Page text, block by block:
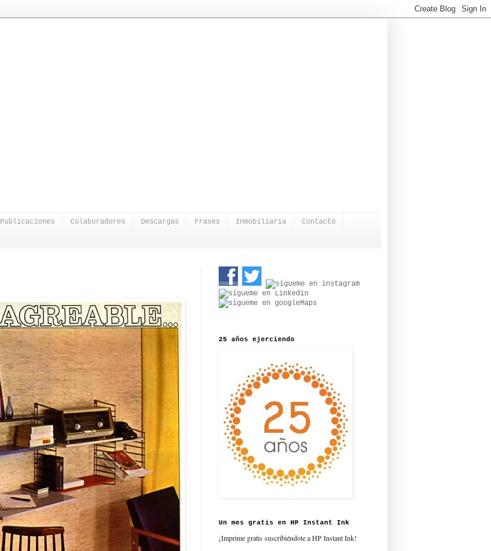
Publicaciones Colaboradores Descargas Frases Inmobiliaria Contacto
25 años ejerciendo
Un mes gratis en HP Instant Ink
¡Imprime gratis suscribiéndote a HP Instant Ink!